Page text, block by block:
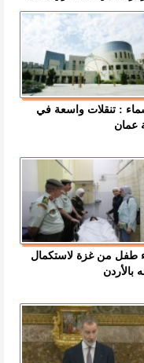
: تنقلات واسعة في
عمان
طفل من غزة لاستكمال
بالأردن